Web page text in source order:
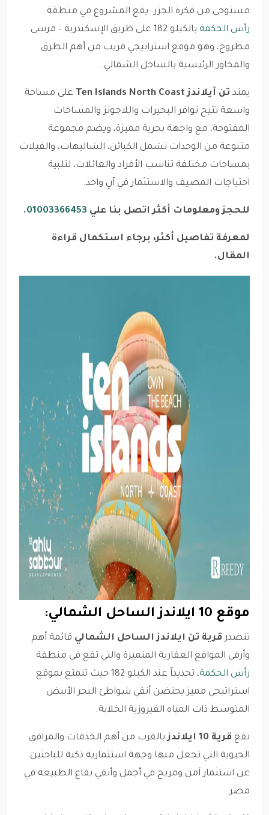
مستوحى من فكرة الجزر. يقع المشروع في منطقة
رأس الحكمة
بالكيلو 182 على طريق الإسكندرية – مرسى
مطروح، وهو موقع استراتيجي قريب من أهم الطرق
والمحاور الرئيسية بالساحل الشمالي.
يمتد تن آيلاندز Ten Islands North Coast
على مساحة
واسعة تتيح توافر البحيرات واللاجونز والمساحات
المفتوحة، مع واجهة بحرية مميزة، ويضم مجموعة
متنوعة من الوحدات تشمل الكبائن، الشاليهات، والفيلات
بمساحات مختلفة تناسب الأفراد والعائلات، لتلبية
احتياجات المصيف والاستثمار في آنٍ واحد.
للحجز ومعلومات أكثر اتصل بنا علي 01003366453
.
لمعرفة تفاصيل أكثر، برجاء استكمال قراءة
المقال.
موقع 10 ايلاندز الساحل الشمالي:
تتصدر قرية تن ايلاندز الساحل الشمالي قائمة أهم
وأرقي المواقع العقارية المتميزة والتي تقع في منطقة
رأس الحكمة
، تحديداً عند الكيلو 182 حيث تتمتع بموقع
استراتيجي مميز يحتضن أنقي شواطئ البحر الأبيض
المتوسط ذات المياه الفيروزية الخلابة.
تقع قرية 10 ايلاندز
بالقرب من أهم الخدمات والمرافق
الحيوية التي تجعل منها وجهة استثمارية ذكية للباحثين
عن استثمار آمن ومريح في أجمل وأنقي بقاع الطبيعة في
مصر.